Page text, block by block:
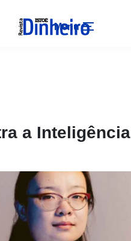
Menu
a Inteligência